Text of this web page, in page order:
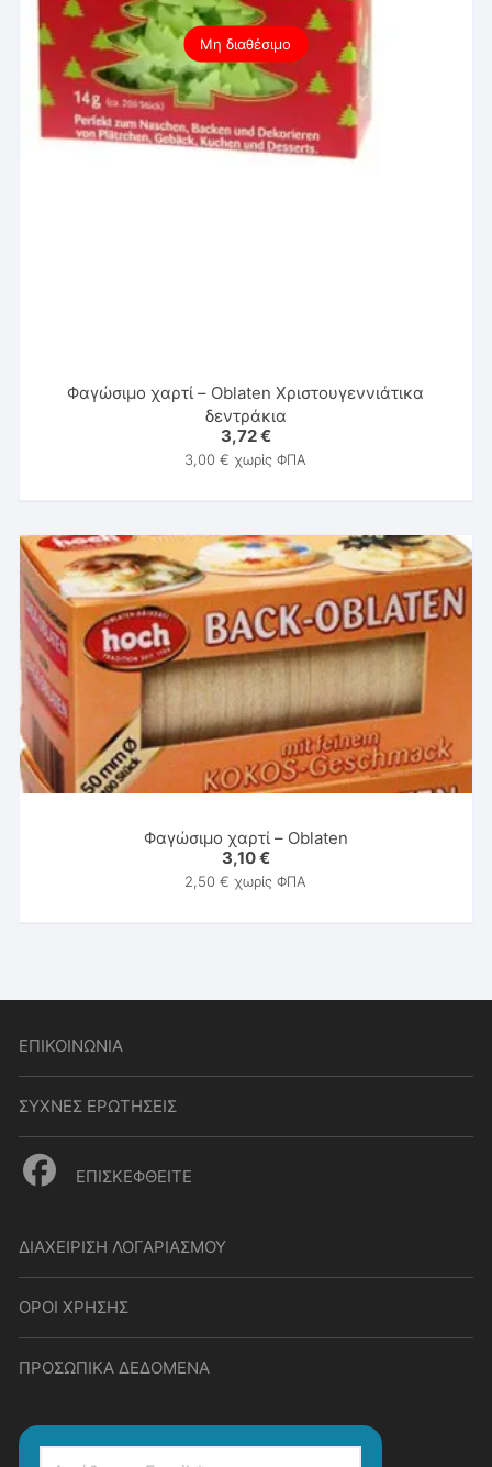
Μη διαθέσιμο
Φαγώσιμο χαρτί – Oblaten Χριστουγεννιάτικα
δεντράκια
3,72€
3,00€ χωρίς ΦΠΑ
Φαγώσιμο χαρτί – Oblaten
3,10€
2,50€ χωρίς ΦΠΑ
ΕΠΙΚΟΙΝΩΝΙΑ
ΣΥΧΝΕΣ ΕΡΩΤΗΣΕΙΣ
ΕΠΙΣΚΕΦΘΕΙΤΕ
ΔΙΑΧΕΙΡΙΣΗ ΛΟΓΑΡΙΑΣΜΟΥ
ΟΡΟΙ ΧΡΗΣΗΣ
ΠΡΟΣΩΠΙΚΑ ΔΕΔΟΜΕΝΑ